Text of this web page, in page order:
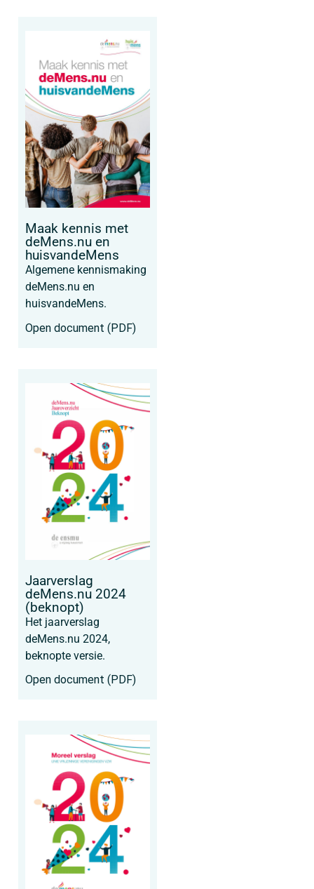
Maak kennis met
deMens.nu en
huisvandeMens
Algemene kennismaking
deMens.nu en
huisvandeMens.
Open document (PDF)
Jaarverslag
deMens.nu 2024
(beknopt)
Het jaarverslag
deMens.nu 2024,
beknopte versie.
Open document (PDF)